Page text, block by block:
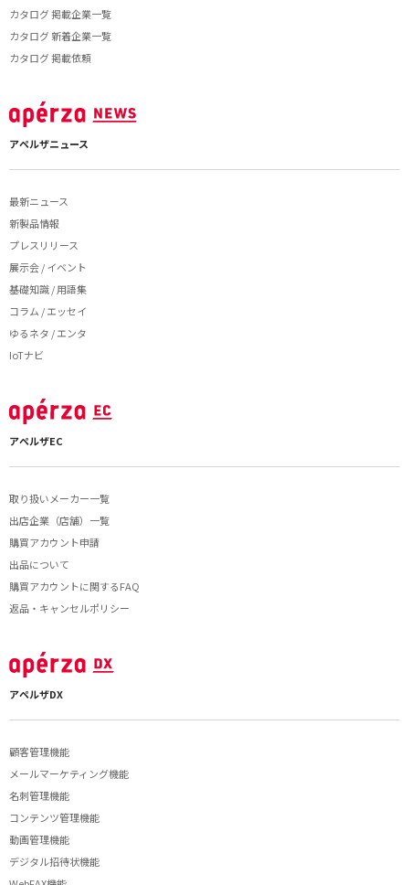
カタログ 掲載企業一覧
カタログ 新着企業一覧
カタログ 掲載依頼
アペルザニュース
最新ニュース
新製品情報
プレスリリース
展示会 / イベント
基礎知識 / 用語集
コラム / エッセイ
ゆるネタ / エンタ
IoTナビ
アペルザEC
取り扱いメーカー一覧
出店企業（店舗）一覧
購買アカウント申請
出品について
購買アカウントに関するFAQ
返品・キャンセルポリシー
アペルザDX
顧客管理機能
メールマーケティング機能
名刺管理機能
コンテンツ管理機能
動画管理機能
デジタル招待状機能